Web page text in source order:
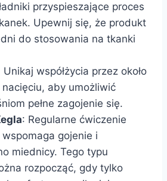
przyspieszające proces
Upewnij się, że produkt
do stosowania na tkanki
Unikaj współżycia przez około
aby umożliwić
pełne zagojenie się.
: Regularne ćwiczenie
wspomaga gojenie i
miednicy. Tego typu
rozpocząć, gdy tylko